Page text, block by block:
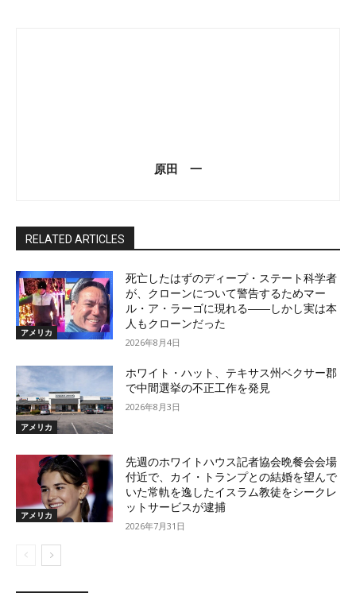
原田 一
RELATED ARTICLES
アメリカ
死亡したはずのディープ・ステート科学者
が、クローンについて警告するためマー
ル・ア・ラーゴに現れる――しかし実は本
人もクローンだった
2026年8月4日
アメリカ
ホワイト・ハット、テキサス州ベクサー郡
で中間選挙の不正工作を発見
2026年8月3日
アメリカ
先週のホワイトハウス記者協会晩餐会会場
付近で、カイ・トランプとの結婚を望んで
いた常軌を逸したイスラム教徒をシークレ
ットサービスが逮捕
2026年7月31日